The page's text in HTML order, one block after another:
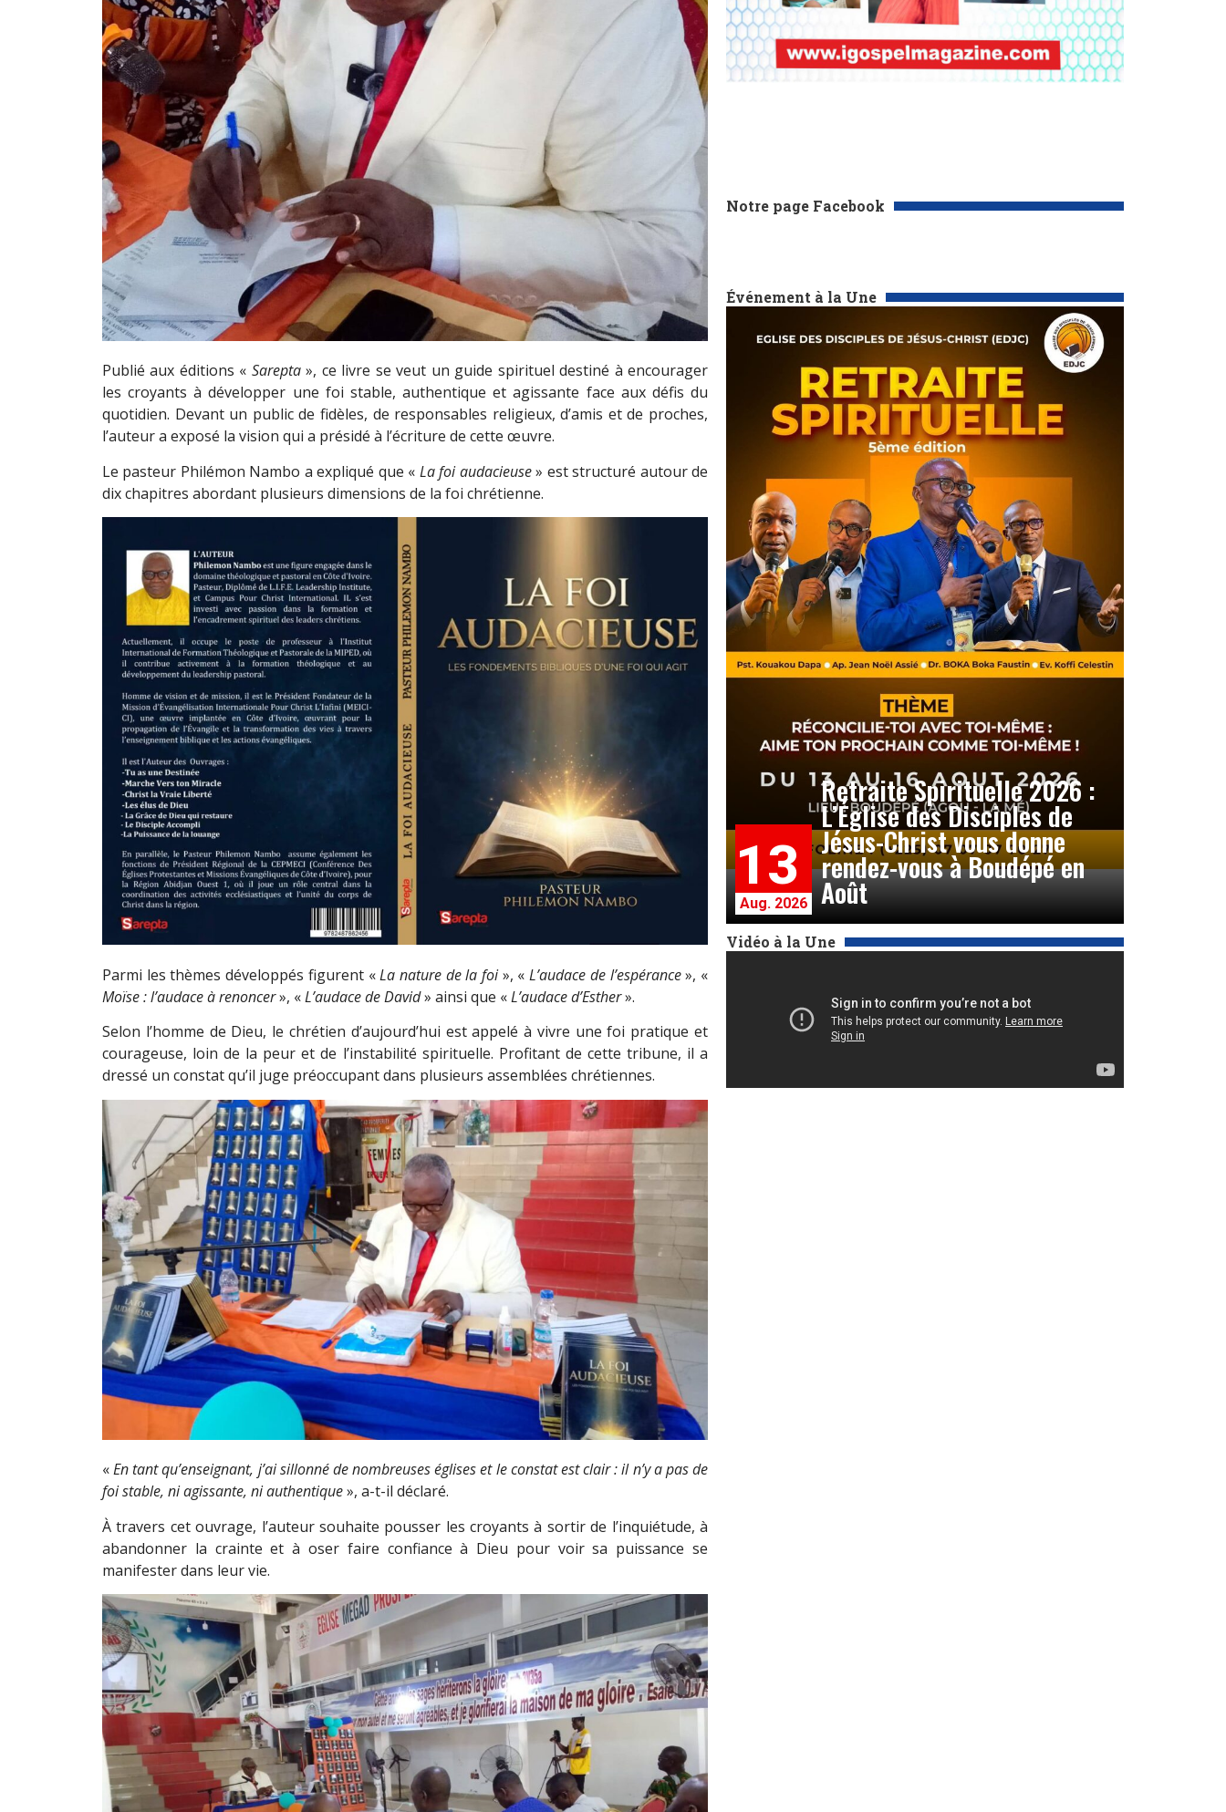
Notre page Facebook
Événement à la Une
13
Aug. 2026
Retraite Spirituelle 2026 :
L’Église des Disciples de
Jésus-Christ vous donne
rendez-vous à Boudépé en
Août
Vidéo à la Une
Publié aux éditions « Sarepta», ce livre se veut un guide spirituel destiné à encourager
les croyants à développer une foi stable, authentique et agissante face aux défis du
quotidien. Devant un public de fidèles, de responsables religieux, d’amis et de proches,
l’auteur a exposé la vision qui a présidé à l’écriture de cette œuvre.
Le pasteur Philémon Nambo a expliqué que « La foi audacieuse» est structuré autour de
dix chapitres abordant plusieurs dimensions de la foi chrétienne.
Parmi les thèmes développés figurent «La nature de la foi», «L’audace de l’espérance», «
Moïse : l’audace à renoncer», «L’audace de David» ainsi que «L’audace d’Esther».
Selon l’homme de Dieu, le chrétien d’aujourd’hui est appelé à vivre une foi pratique et
courageuse, loin de la peur et de l’instabilité spirituelle. Profitant de cette tribune, il a
dressé un constat qu’il juge préoccupant dans plusieurs assemblées chrétiennes.
«En tant qu’enseignant, j’ai sillonné de nombreuses églises et le constat est clair : il n’y a pas de
foi stable, ni agissante, ni authentique», a-t-il déclaré.
À travers cet ouvrage, l’auteur souhaite pousser les croyants à sortir de l’inquiétude, à
abandonner la crainte et à oser faire confiance à Dieu pour voir sa puissance se
manifester dans leur vie.